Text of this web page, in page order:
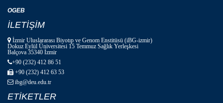
OGEB
İLETİŞİM
İzmir Uluslararası Biyotıp ve Genom Enstitüsü (iBG-izmir)
Dokuz Eylül Üniversitesi 15 Temmuz Sağlık Yerleşkesi
Balçova 35340 İzmir
+90 (232) 412 86 51
+90 (232) 412 63 53
ibg@deu.edu.tr
ETİKETLER